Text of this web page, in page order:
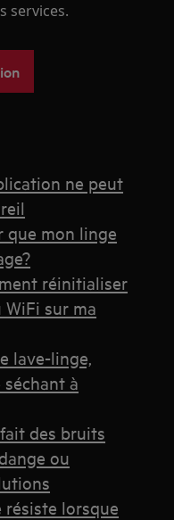
services.
ne peut
que mon linge
réinitialiser
WiFi sur ma
lave-linge,
à
des bruits
ou
lorsque